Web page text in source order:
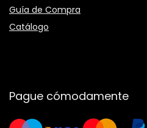
Guía de Compra
Catálogo
Pague cómodamente